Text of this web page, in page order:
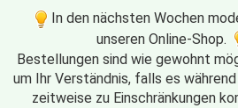
In den nächsten Wochen
unseren Online-Shop.
Bestellungen sind wie gewohnt
um Ihr Verständnis, falls es
zeitweise zu Einschränkungen